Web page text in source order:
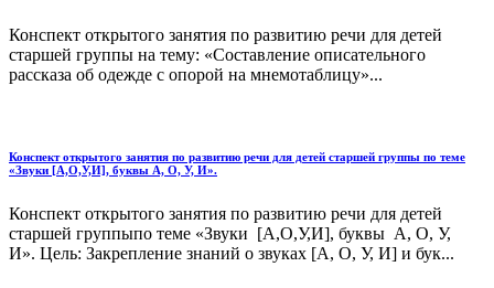
Конспект открытого занятия по развитию речи для детей
старшей группы на тему: «Составление описательного
рассказа об одежде с опорой на мнемотаблицу»...
Конспект открытого занятия по развитию речи для детей старшей группы по теме
«Звуки [А,О,У,И], буквы А, О, У, И».
Конспект открытого занятия по развитию речи для детей
старшей группыпо теме «Звуки [А,О,У,И], буквы А, О, У,
И». Цель: Закрепление знаний о звуках [А, О, У, И] и бук...